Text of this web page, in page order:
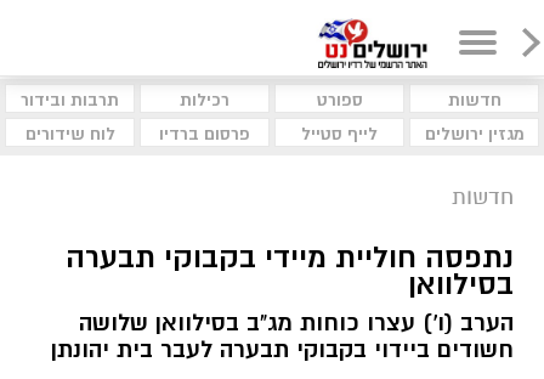
חדשות ספורט רכילות
תרבות ובידור
מגזין ירושלים
לייף סטייל פרסום ברדיו לוח שידורים
חדשות
נתפסה חוליית מיידי בקבוקי תבערה
בסילוואן
הערב (ו') עצרו כוחות מג"ב בסילוואן שלושה
חשודים ביידוי בקבוקי תבערה לעבר בית יהונתן